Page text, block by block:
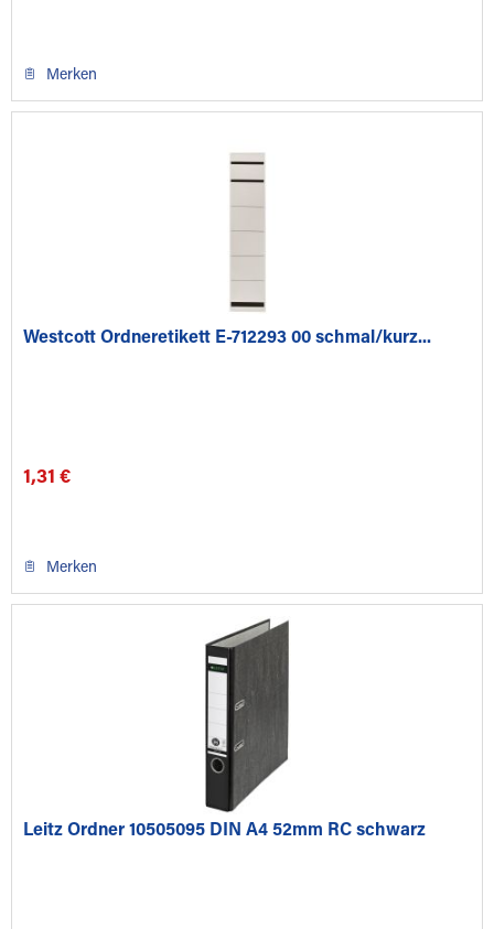
Merken
Westcott Ordneretikett E-712293 00 schmal/kurz...
1,31 €
Merken
Leitz Ordner 10505095 DIN A4 52mm RC schwarz